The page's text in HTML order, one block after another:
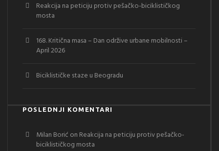
Reakcija na peticiju protiv pešačko-biciklističkog
mosta
168. Kritična masa – Dan održive urbane mobilnosti –
April 2026
Biciklističke staze u Beogradu
POSLEDNJI KOMENTARI
Milan Borić on Reakcija na peticiju protiv pešačko-
biciklističkog mosta